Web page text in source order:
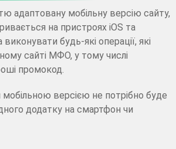
адаптовану мобільну версію сайту,
на пристроях iOS та
будь-які операції, які
сайті МФО, у тому числі
промокод.
версією не потрібно буде
додатку на смартфон чи